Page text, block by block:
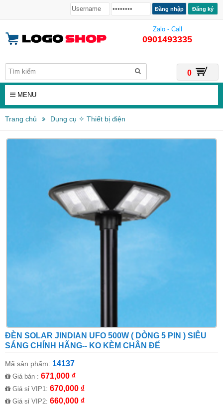
Đăng ký
Zalo - Call
0901493335
0
MENU
Trang chủ Dụng cụ ✧ Thiết bị điện
ĐÈN SOLAR JINDIAN UFO 500W ( DÒNG 5 PIN ) SIÊU
SÁNG CHÍNH HÃNG-- KO KÈM CHÂN ĐẾ
Mã sản phẩm: 14137
Giá bán : 671,000 ₫
Giá sỉ VIP1: 670,000 ₫
Giá sỉ VIP2: 660,000 ₫